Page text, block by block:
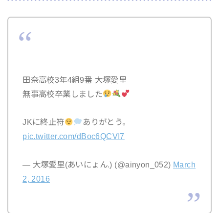
田奈高校3年4組9番 大塚愛里
無事高校卒業しました
JKに終止符
ありがとう。
pic.twitter.com/dBoc6QCVI7
— 大塚愛里(あいにょん.) (@ainyon_052) March
2, 2016